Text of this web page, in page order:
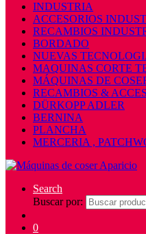
INDUSTRIA
ACCESORIOS
RECAMBIOS
BORDADO
NUEVAS
MAQUINAS CORTE
MÁQUINAS DE
RECAMBIOS &
DÜRKOPP ADLER
BERNINA
PLANCHA
MERCERIA ,
Search
Buscar por:
0